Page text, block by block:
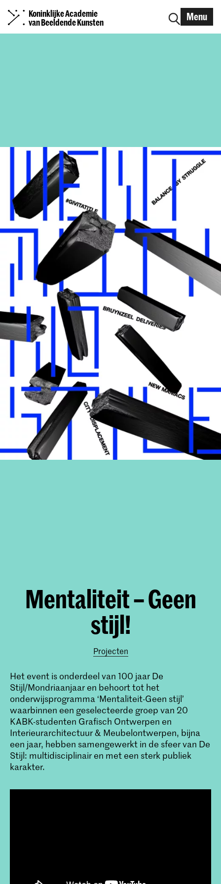
Koninklijke Academie
van Beeldende Kunsten
Menu
Mentaliteit – Geen
stijl!
Projecten
Het event is onderdeel van 100 jaar De
Stijl/Mondriaanjaar en behoort tot het
onderwijsprogramma ‘Mentaliteit-Geen stijl’
waarbinnen een geselecteerde groep van 20
KABK-studenten Grafisch Ontwerpen en
Interieurarchitectuur & Meubelontwerpen, bijna
een jaar, hebben samengewerkt in de sfeer van De
Stijl: multidisciplinair en met een sterk publiek
karakter.